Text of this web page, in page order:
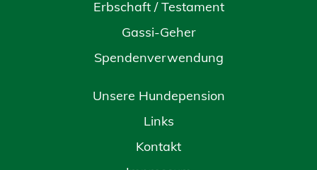
Erbschaft / Testament
Gassi-Geher
Spendenverwendung
Unsere Hundepension
Links
Kontakt